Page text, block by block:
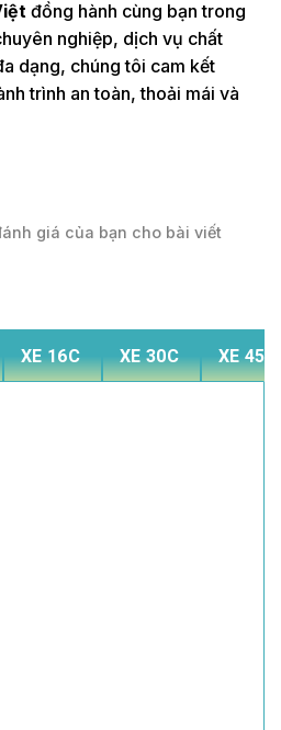
đồng hành cùng bạn trong
nghiệp, dịch vụ chất
dạng, chúng tôi cam kết
trình an toàn, thoải mái và
giá của bạn cho bài viết
XE 16C XE 30C XE 45C